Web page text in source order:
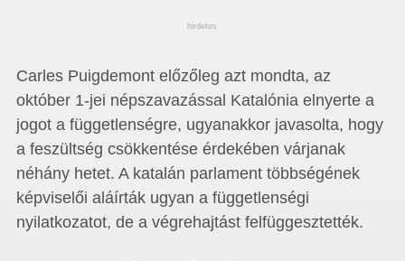
hirdetes
Carles Puigdemont előzőleg azt mondta, az
október 1-jei népszavazással Katalónia elnyerte a
jogot a függetlenségre, ugyanakkor javasolta, hogy
a feszültség csökkentése érdekében várjanak
néhány hetet. A katalán parlament többségének
képviselői aláírták ugyan a függetlenségi
nyilatkozatot, de a végrehajtást felfüggesztették.